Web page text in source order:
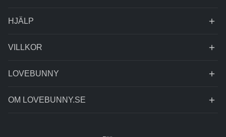
HJÄLP
VILLKOR
LOVEBUNNY
OM LOVEBUNNY.SE